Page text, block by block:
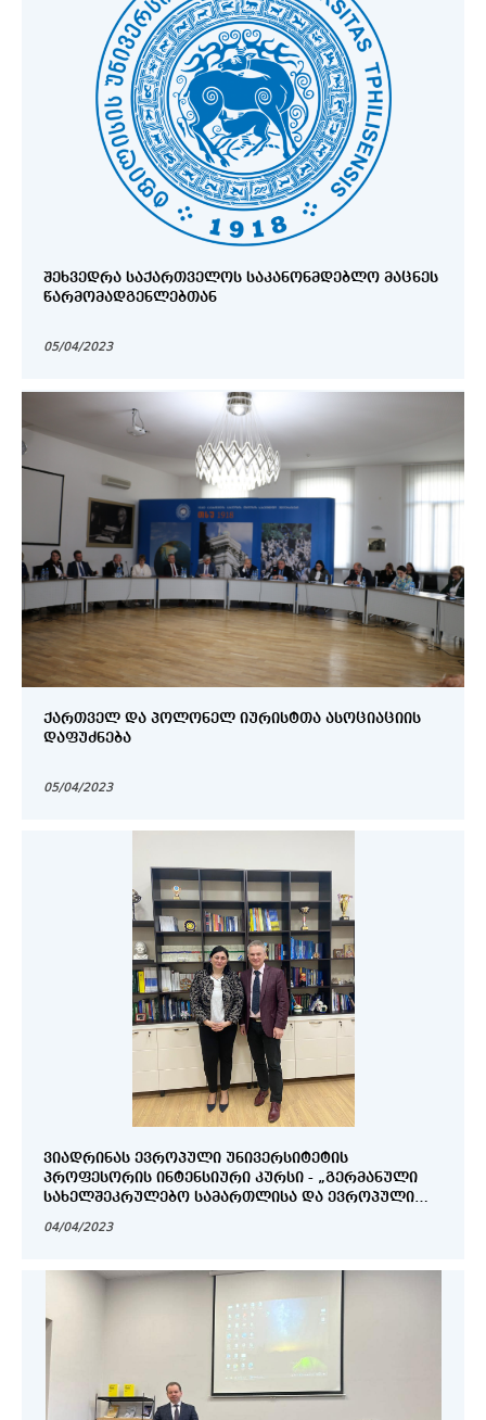
ᲨᲔᲮᲕᲔᲓᲠᲐ ᲡᲐᲥᲐᲠᲗᲕᲔᲚᲝᲡ ᲡᲐᲙᲐᲜᲝᲜᲛᲓᲔᲑᲚᲝ ᲛᲐᲪᲜᲔᲡ
ᲬᲐᲠᲛᲝᲛᲐᲓᲒᲔᲜᲚᲔᲑᲗᲐᲜ
05/04/2023
ᲥᲐᲠᲗᲕᲔᲚ ᲓᲐ ᲞᲝᲚᲝᲜᲔᲚ ᲘᲣᲠᲘᲡᲢᲗᲐ ᲐᲡᲝᲪᲘᲐᲪᲘᲘᲡ
ᲓᲐᲤᲣᲫᲜᲔᲑᲐ
05/04/2023
ᲕᲘᲐᲓᲠᲘᲜᲐᲡ ᲔᲕᲠᲝᲞᲣᲚᲘ ᲣᲜᲘᲕᲔᲠᲡᲘᲢᲔᲢᲘᲡ
ᲞᲠᲝᲤᲔᲡᲝᲠᲘᲡ ᲘᲜᲢᲔᲜᲡᲘᲣᲠᲘ ᲙᲣᲠᲡᲘ - „ᲒᲔᲠᲛᲐᲜᲣᲚᲘ
ᲡᲐᲮᲔᲚᲨᲔᲙᲠᲣᲚᲔᲑᲝ ᲡᲐᲛᲐᲠᲗᲚᲘᲡᲐ ᲓᲐ ᲔᲕᲠᲝᲞᲣᲚᲘ
ᲡᲢᲠᲣᲥᲢᲣᲠᲔᲑᲘ“
04/04/2023